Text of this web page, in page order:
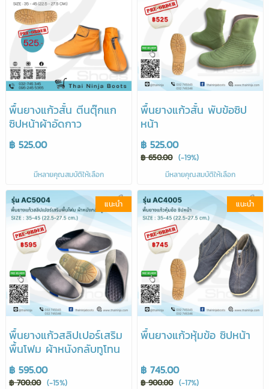
พื้นยางแก้วสั้น ตีนตุ๊กแก
ซิปหน้าผ้าอัดกาว
฿ 525.00
มีหลายคุณสมบัติให้เลือก
พื้นยางแก้วสั้น พับข้อซิป
หน้า
฿ 525.00
฿ 650.00 (-19%)
มีหลายคุณสมบัติให้เลือก
แนะนำ
พื้นยางแก้วสลิปเปอร์เสริม
พื้นโฟม ผ้าหนังกลับทูโทน
฿ 595.00
฿ 700.00 (-15%)
แนะนำ
พื้นยางแก้วหุ้มข้อ ซิปหน้า
฿ 745.00
฿ 900.00 (-17%)